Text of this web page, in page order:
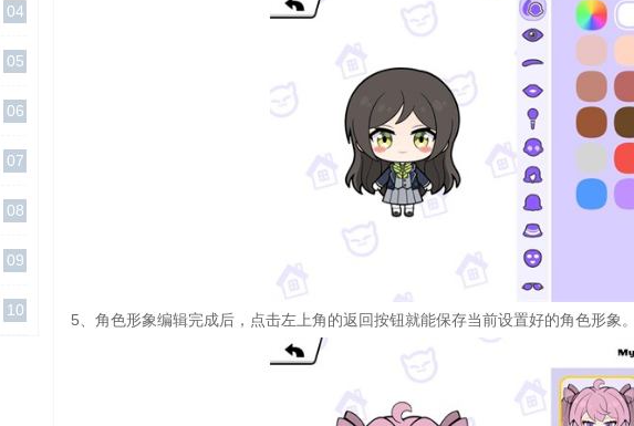
04
05
06
07
08
09
10
5、角色形象编辑完成后，点击左上角的返回按钮就能保存当前设置好的角色形象